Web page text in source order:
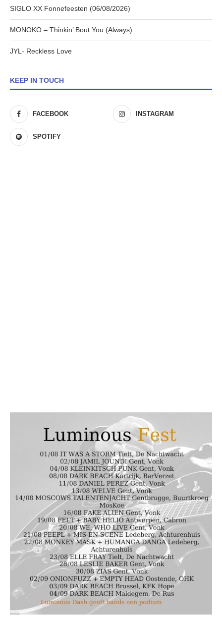
SIGLO XX Fonnefeesten (06/08/2026)
MONOKO – Thinkin’ Bout You (Always)
JYL- Reckless Love
KEEP IN TOUCH
FACEBOOK INSTAGRAM
SPOTIFY